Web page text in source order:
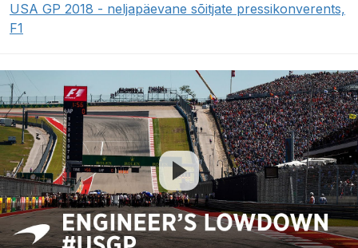
USA GP 2018 - neljapäevane sõitjate pressikonverents,
F1